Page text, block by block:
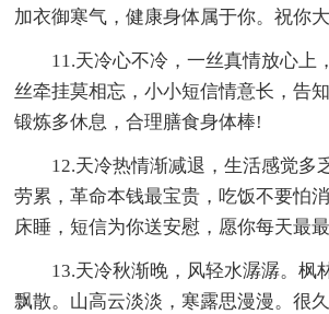
加衣御寒气，健康身体属于你。祝你
11.天冷心不冷，一丝真情放心上
丝牵挂莫相忘，小小短信情意长，告
锻炼多休息，合理膳食身体棒!
12.天冷热情渐减退，生活感觉多
劳累，革命本钱最宝贵，吃饭不要怕
床睡，短信为你送安慰，愿你每天最
13.天冷秋渐晚，风轻水潺潺。枫
飘散。山高云淡淡，寒露思漫漫。很